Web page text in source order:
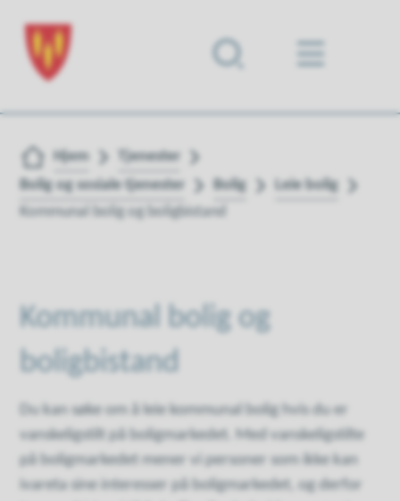
Forsiden
Du er her:
Hjem
Tjenester
Bolig og sosiale tjenester
Bolig
Leie bolig
Kommunal bolig og boligbistand
Kommunal bolig og
boligbistand
Du kan søke om å leie kommunal bolig hvis du er
vanskeligstilt på boligmarkedet. Med vanskeligstilte
på boligmarkedet mener vi personer som ikke kan
ivareta sine interesser på boligmarkedet, og derfor